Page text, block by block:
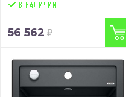
56 562